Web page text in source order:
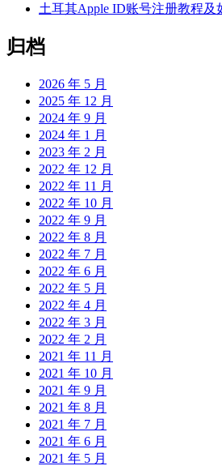
土耳其Apple ID账号注册教程及
归档
2026 年 5 月
2025 年 12 月
2024 年 9 月
2024 年 1 月
2023 年 2 月
2022 年 12 月
2022 年 11 月
2022 年 10 月
2022 年 9 月
2022 年 8 月
2022 年 7 月
2022 年 6 月
2022 年 5 月
2022 年 4 月
2022 年 3 月
2022 年 2 月
2021 年 11 月
2021 年 10 月
2021 年 9 月
2021 年 8 月
2021 年 7 月
2021 年 6 月
2021 年 5 月